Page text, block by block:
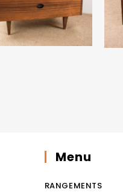
Menu
RANGEMENTS